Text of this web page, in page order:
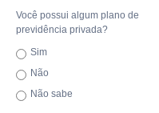
Você possui algum plano de
previdência privada?
Sim
Não
Não sabe